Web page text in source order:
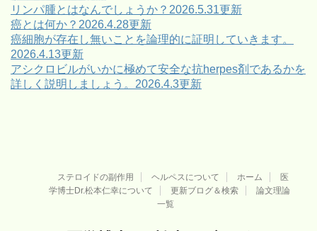
リンパ腫とはなんでしょうか？2026.5.31更新
癌とは何か？2026.4.28更新
癌細胞が存在し無いことを論理的に証明していきます。
2026.4.13更新
アシクロビルがいかに極めて安全な抗herpes剤であるかを
詳しく説明しましょう。2026.4.3更新
ステロイドの副作用 ヘルペスについて ホーム
医
学博士Dr.松本仁幸について
更新ブログ＆検索
論文理論
一覧